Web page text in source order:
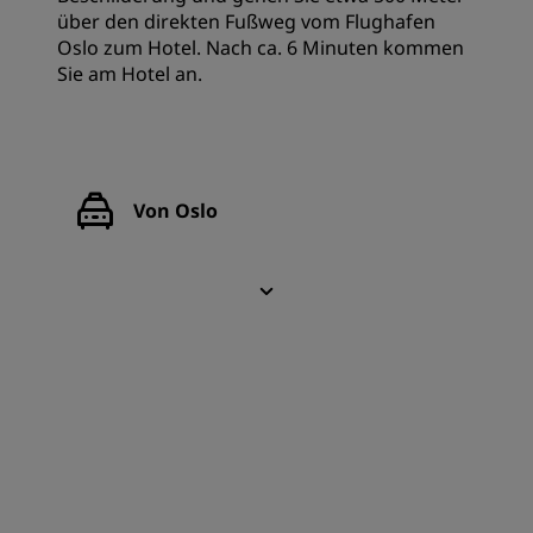
über den direkten Fußweg vom Flughafen
Oslo zum Hotel. Nach ca. 6 Minuten kommen
Sie am Hotel an.
Von Oslo